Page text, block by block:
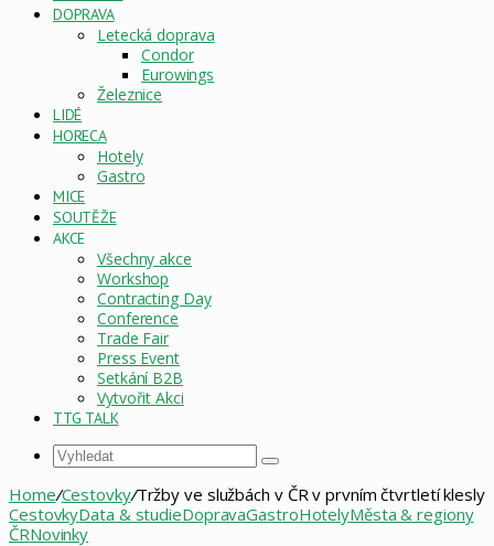
DOPRAVA
Letecká doprava
Condor
Eurowings
Železnice
LIDÉ
HORECA
Hotely
Gastro
MICE
SOUTĚŽE
AKCE
Všechny akce
Workshop
Contracting Day
Conference
Trade Fair
Press Event
Setkání B2B
Vytvořit Akci
TTG TALK
Vyhledat
Home/Cestovky/Tržby ve službách v ČR v prvním čtvrtletí klesly
CestovkyData & studieDopravaGastroHotelyMěsta & regiony
ČRNovinky